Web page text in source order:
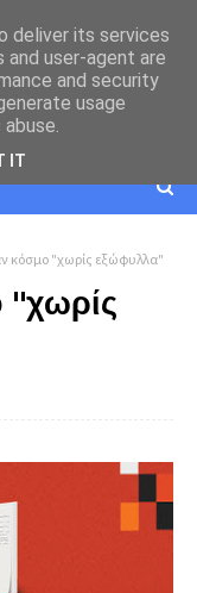
κόσμο "χωρίς εξώφυλλα"
"χωρίς
deliver its services
and user-agent are
and security
usage
IT